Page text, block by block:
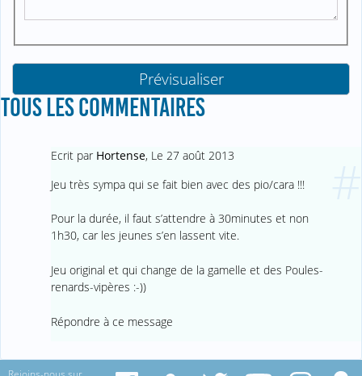
TOUS LES COMMENTAIRES
Ecrit par Hortense, Le 27 août 2013
Jeu très sympa qui se fait bien avec des pio/cara !!!
Pour la durée, il faut s’attendre à 30minutes et non
1h30, car les jeunes s’en lassent vite.
Jeu original et qui change de la gamelle et des Poules-
renards-vipères :-))
Répondre à ce message